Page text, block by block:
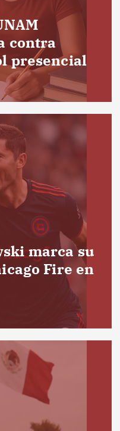
contra
presencial
marca su
Fire en